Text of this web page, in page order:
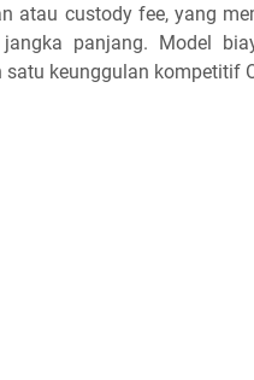
atau custody fee, yang
panjang. Model
keunggulan kompetitif